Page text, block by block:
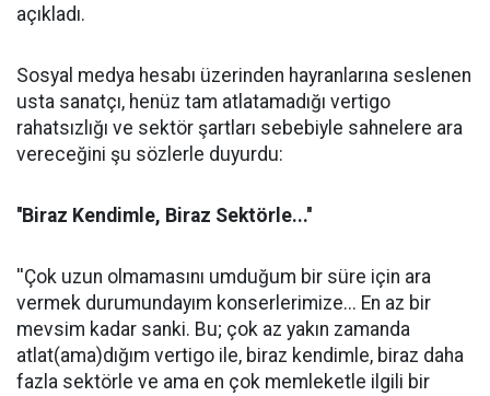
açıkladı.
Sosyal medya hesabı üzerinden hayranlarına seslenen
usta sanatçı, henüz tam atlatamadığı vertigo
rahatsızlığı ve sektör şartları sebebiyle sahnelere ara
vereceğini şu sözlerle duyurdu:
''Biraz Kendimle, Biraz Sektörle...''
''Çok uzun olmamasını umduğum bir süre için ara
vermek durumundayım konserlerimize... En az bir
mevsim kadar sanki. Bu; çok az yakın zamanda
atlat(ama)dığım vertigo ile, biraz kendimle, biraz daha
fazla sektörle ve ama en çok memleketle ilgili bir